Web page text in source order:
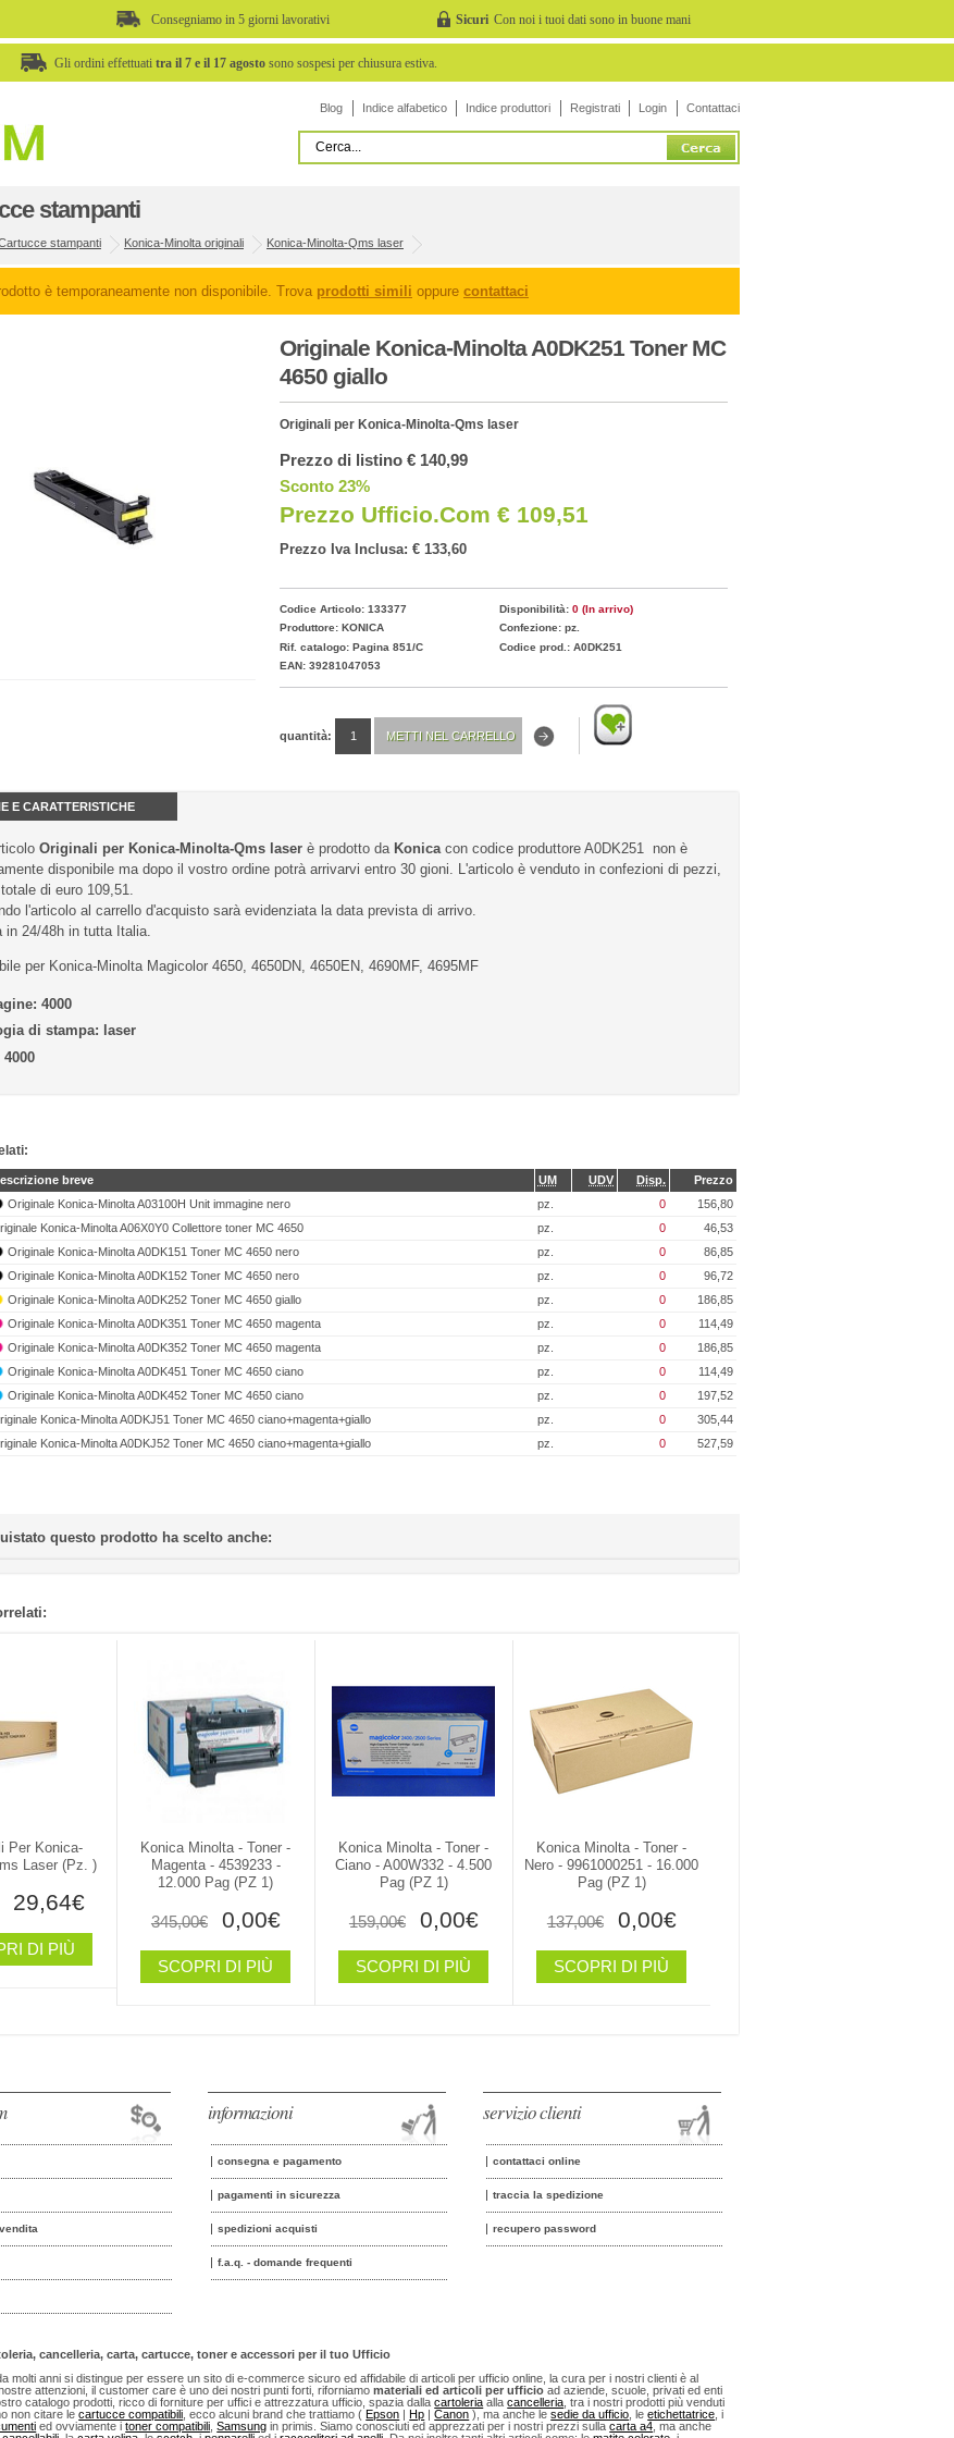
Consegniamo in 5 giorni lavorativi Sicuri Con noi i tuoi dati sono in buone mani
Gli ordini effettuati tra il 7 e il 17 agostosono sospesi per chiusura estiva.
Blog Indice alfabetico Indice produttori Registrati Login Contattaci
stampanti
stampanti Konica-Minolta originali Konica-Minolta-Qms laser
è temporaneamente non disponibile. Trova prodotti simili oppure contattaci
Originale Konica-Minolta A0DK251 Toner MC
4650 giallo
Originali per Konica-Minolta-Qms laser
Prezzo di listino € 140,99
Sconto 23%
Prezzo Ufficio.com € 109,51
Prezzo Iva Inclusa: € 133,60
Codice Articolo: 133377 Disponibilità: 0 (In arrivo)
Produttore: KONICA
Confezione: pz.
Rif. catalogo: Pagina 851/C
Codice prod.: A0DK251
EAN: 39281047053
quantità:
E CARATTERISTICHE
Originali per Konica-Minolta-Qms laserè prodotto da Konicacon codice produttore A0DK251 non è
disponibile ma dopo il vostro ordine potrà arrivarvi entro 30 gioni. L'articolo è venduto in confezioni di pezzi,
di euro 109,51.
l'articolo al carrello d'acquisto sarà evidenziata la data prevista di arrivo.
in 24/48h in tutta Italia.
per Konica-Minolta Magicolor 4650, 4650DN, 4650EN, 4690MF, 4695MF
4000
di stampa: laser
4000
breve UM UDV Disp.
Prezzo
Originale Konica-Minolta A03100H Unit immagine nero pz. 0
156,80
Konica-Minolta A06X0Y0 Collettore toner MC 4650 pz. 0
46,53
Originale Konica-Minolta A0DK151 Toner MC 4650 nero pz. 0
86,85
Originale Konica-Minolta A0DK152 Toner MC 4650 nero pz. 0
96,72
Originale Konica-Minolta A0DK252 Toner MC 4650 giallo pz. 0
186,85
Originale Konica-Minolta A0DK351 Toner MC 4650 magenta pz. 0
114,49
Originale Konica-Minolta A0DK352 Toner MC 4650 magenta pz. 0
186,85
Originale Konica-Minolta A0DK451 Toner MC 4650 ciano pz. 0
114,49
Originale Konica-Minolta A0DK452 Toner MC 4650 ciano pz. 0
197,52
Konica-Minolta A0DKJ51 Toner MC 4650 ciano+magenta+giallo pz. 0
305,44
Konica-Minolta A0DKJ52 Toner MC 4650 ciano+magenta+giallo pz. 0 527,59
questo prodotto ha scelto anche:
Per Konica-
Laser (pz. )
29,64€
DI PIÙ
Konica Minolta - Toner -
Magenta - 4539233 -
12.000 Pag (PZ 1)
345,00€ 0,00€
SCOPRI DI PIÙ
Konica Minolta - Toner -
Ciano - A00W332 - 4.500
Pag (PZ 1)
159,00€ 0,00€
SCOPRI DI PIÙ
Konica Minolta - Toner -
Nero - 9961000251 - 16.000
Pag (PZ 1)
137,00€ 0,00€
SCOPRI DI PIÙ
servizio clienti
contattaci online
traccia la spedizione
recupero password
informazioni
consegna e pagamento
pagamenti in sicurezza
spedizioni acquisti
f.a.q. - domande frequenti
cancelleria, carta, cartucce, toner e accessori per il tuo Ufficio
molti anni si distingue per essere un sito di e-commerce sicuro ed affidabile di articoli per ufficio online, la cura per i nostri clienti è al
attenzioni, il customer care è uno dei nostri punti forti, riforniamomateriali ed articoli per ufficio ad aziende, scuole, privati ed enti
catalogo prodotti, ricco di forniture per uffici e attrezzatura ufficio, spazia dallacartoleria allacancelleria , tra i nostri prodotti più venduti
non citare lecartucce compatibili , ecco alcuni brand che trattiamo (Epson |Hp |Canon ), ma anche lesedie da ufficio , leetichettatrice , i
ed ovviamente itoner compatibili ,Samsung in primis. Siamo conosciuti ed apprezzati per i nostri prezzi sullacarta a4 , ma anche